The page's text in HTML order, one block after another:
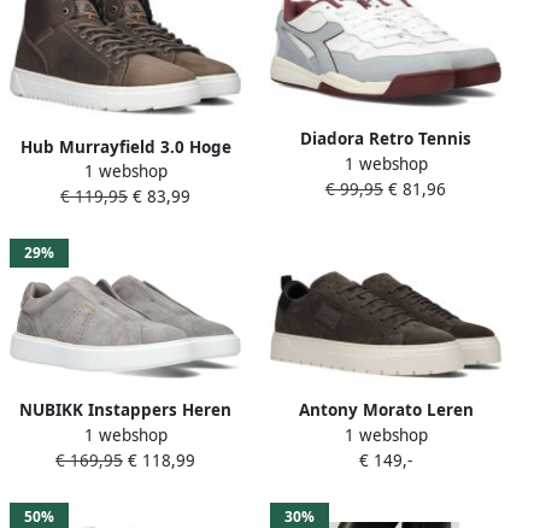
Hub Murrayfield 3.0 Hoge
sneakers Heren Grijs
1 webshop
€ 119,95 € 83,99
Diadora Retro Tennis
Geïnspireerde Sport
Sneaker White Heren
1 webshop
€ 99,95 € 81,96
29%
NUBIKK Instappers Heren
Vince Viggo Maat: 45
Materiaal: Suède Kleur:
1 webshop
€ 169,95 € 118,99
Antony Morato Leren
sneakers met
labelapplicatie model
1 webshop
€ 149,-
50% 30%